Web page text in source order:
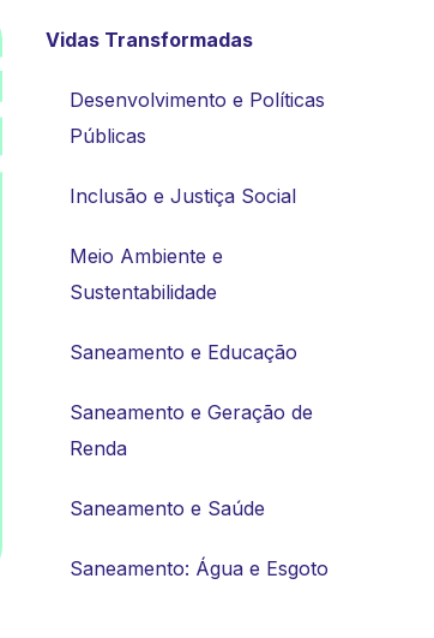
Vidas Transformadas
Desenvolvimento e Políticas
Públicas
Inclusão e Justiça Social
Meio Ambiente e
Sustentabilidade
Saneamento e Educação
Saneamento e Geração de
Renda
Saneamento e Saúde
Saneamento: Água e Esgoto